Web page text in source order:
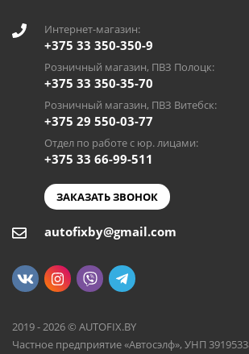
Интернет-магазин:
+375 33 350-350-9
Розничный магазин, ПВЗ Полоцк:
+375 33 350-35-70
Розничный магазин, ПВЗ Витебск:
+375 29 550-03-77
Отдел по работе с юр. лицами:
+375 33 66-99-511
ЗАКАЗАТЬ ЗВОНОК
autofixby@gmail.com
2019 - 2026 © AUTOFIX.BY
Частное предприятие «Автосэлф», УНП